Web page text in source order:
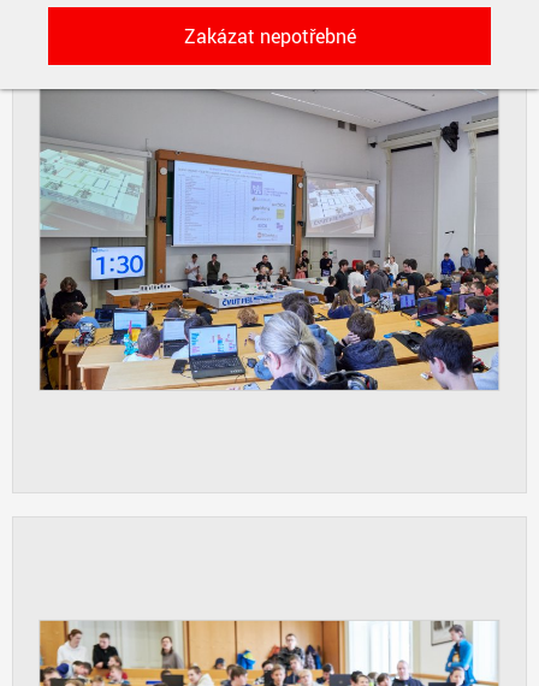
POTŘEBNÉ
Technické cookies využívané aplikacemi
ČVUT pro uchování jejich nastavení,
vlastností a identifikátorů relace. Jsou
nezbytné pro správné fungování a jsou
vždy aktivní.
ANALYTICKÉ
Slouží pro získávání anonymizovaných
statistických údajů, které nám pomáhají
vylepšovat naše aplikace. Zpravidla jde o
cookies systémů třetích stran, které k
těmto účelům využíváme.
správných nabídek a cílení obsahu podle
Vašich preferencí. Zpravidla jde o
OSTATNÍ
Zakázat nepotřebné